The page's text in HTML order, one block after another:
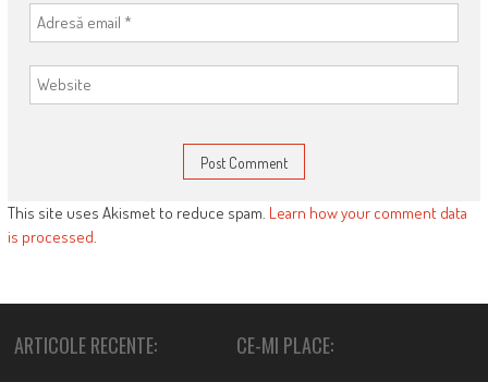
This site uses Akismet to reduce spam. Learn how your comment data
is processed
ARTICOLE RECENTE: CE-MI PLACE: